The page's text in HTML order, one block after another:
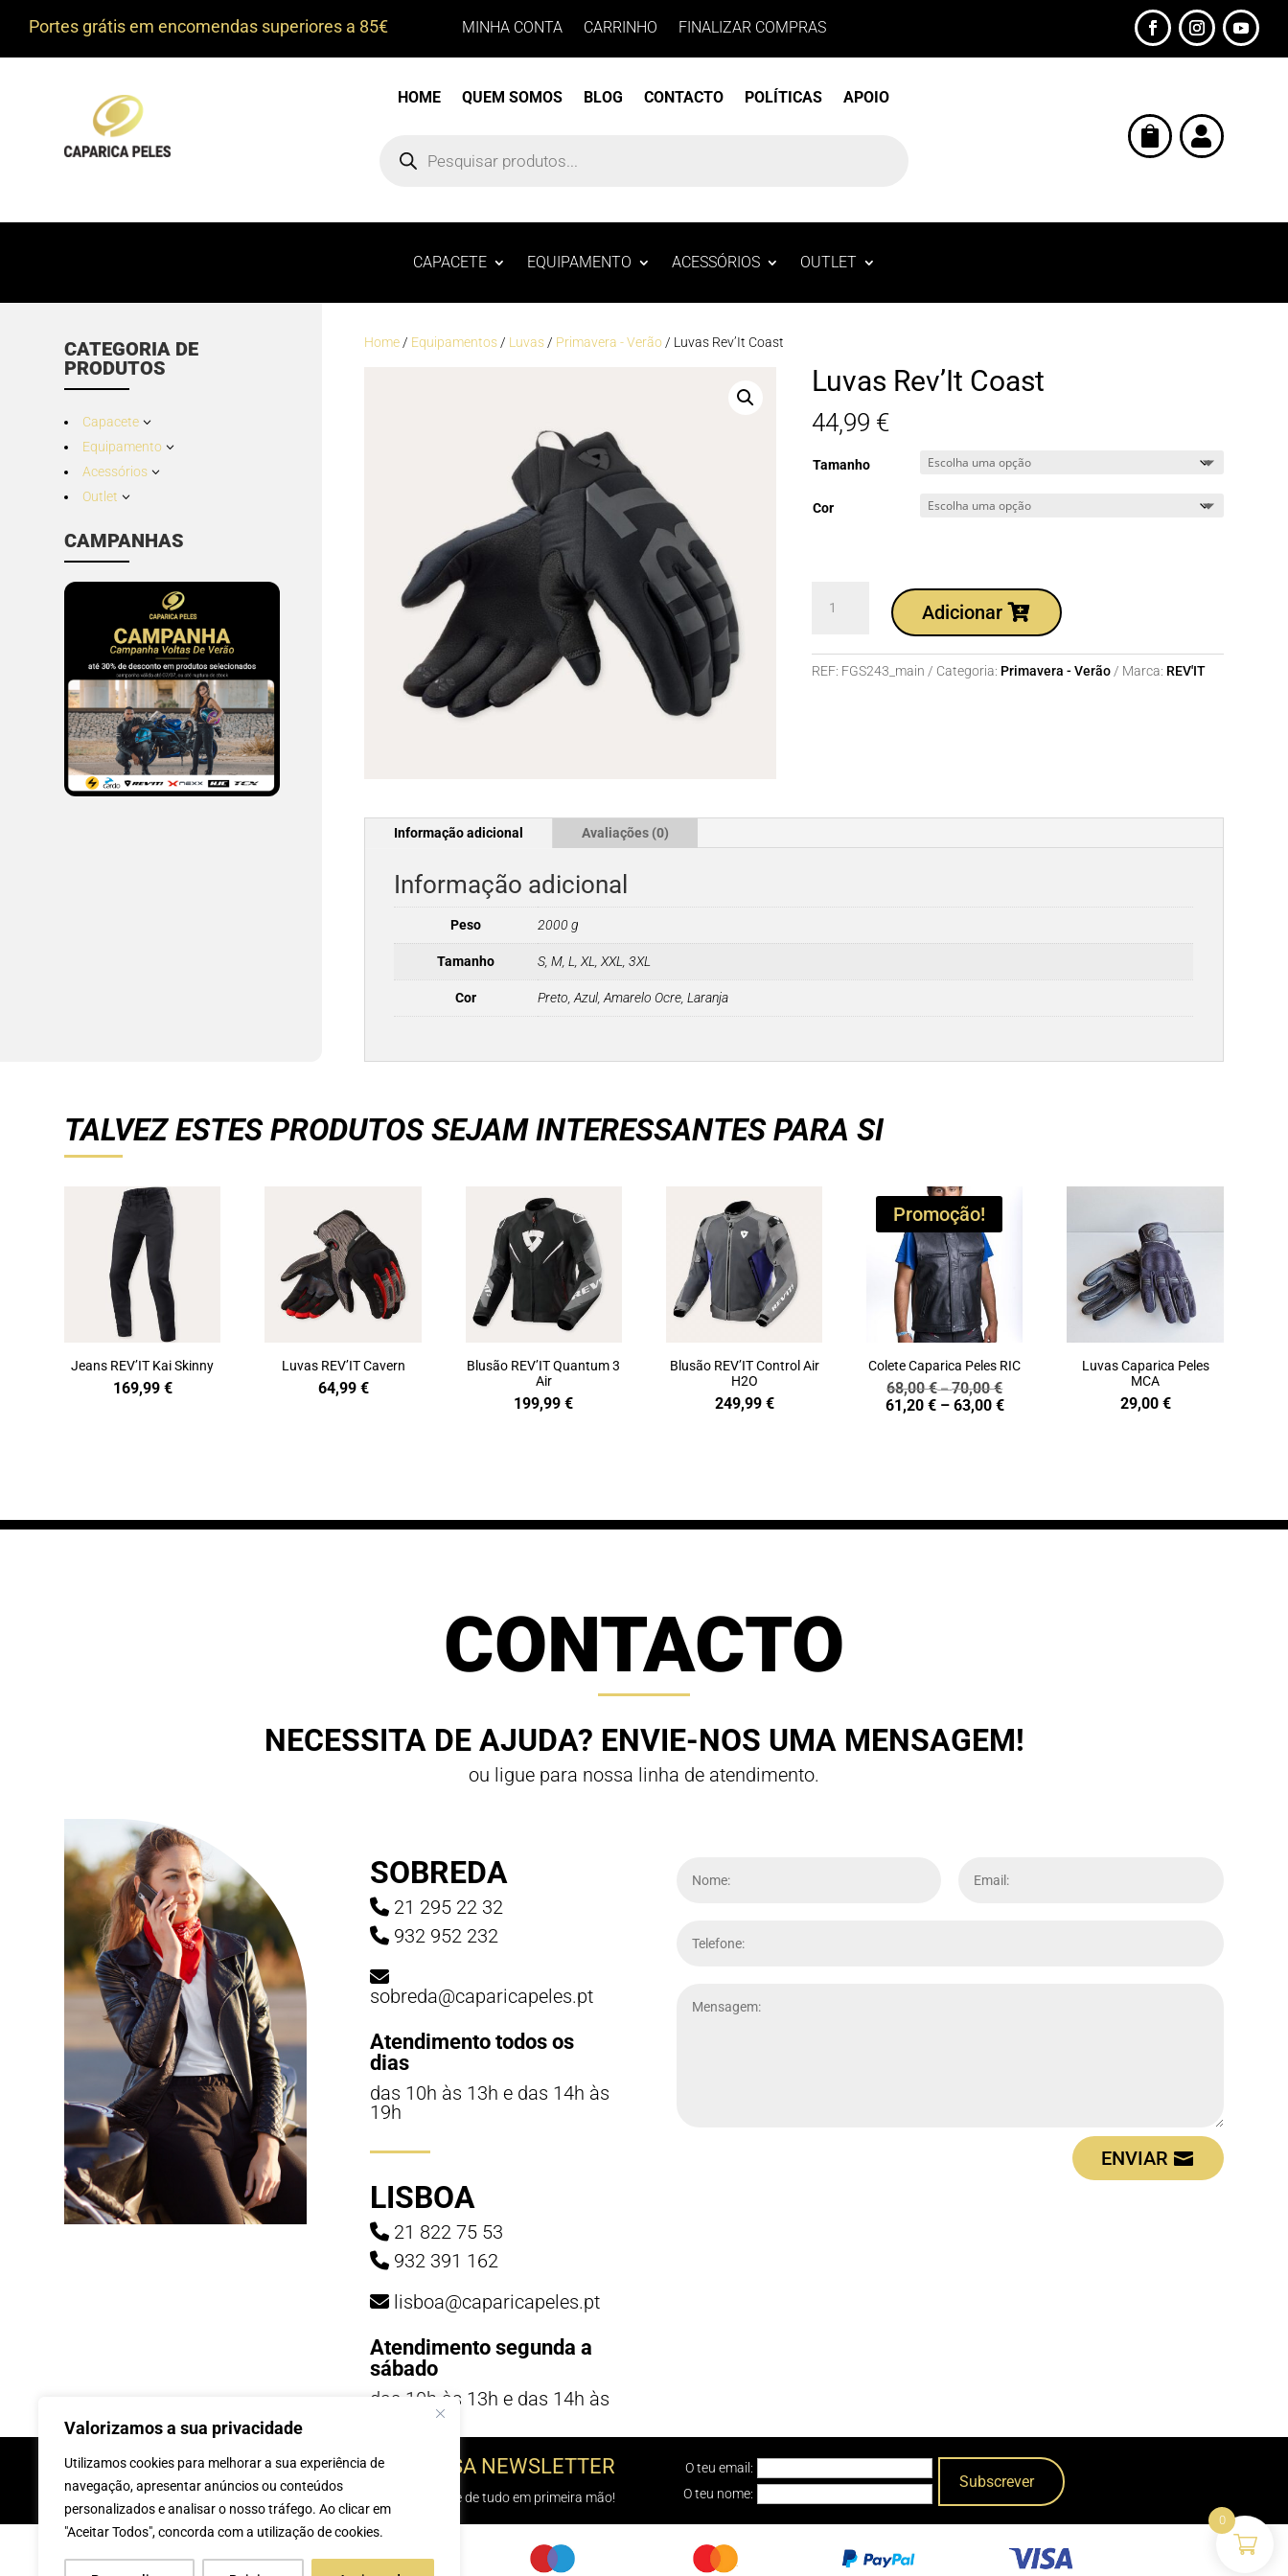
Valorizamos a sua privacidade
Utilizamos cookies para melhorar a sua experiência de
navegação, apresentar anúncios ou conteúdos
personalizados e analisar o nosso tráfego. Ao clicar em
"Aceitar Todos", concorda com a utilização de cookies.
Portes grátis em encomendas superiores a 85€ MINHA CONTA CARRINHO FINALIZAR COMPRAS
HOME QUEM SOMOS BLOG CONTACTO POLÍTICAS APOIO
search
 
CAPACETE EQUIPAMENTO ACESSÓRIOS OUTLET
CATEGORIA DE
PRODUTOS
Capacete 3
Equipamento 3
Acessórios 3
Outlet 3
CAMPANHAS
Home / Equipamentos / Luvas / Primavera - Verão / Luvas Rev’It Coast
Luvas Rev’It Coast
44,99 €
Tamanho
Cor
Rev'It
Coast
Adicionar
REF: FGS243_main Categoria: Primavera - Verão Marca: REV'IT
Informação adicional Avaliações (0)
Informação adicional
Peso 2000 g
Tamanho S, M, L, XL, XXL, 3XL
Cor Preto, Azul, Amarelo Ocre, Laranja
TALVEZ ESTES PRODUTOS SEJAM INTERESSANTES PARA SI
Jeans REV’IT Kai Skinny
169,99 €
Luvas REV’IT Cavern
64,99 €
Blusão REV’IT Quantum 3
Air
199,99€
Blusão REV’IT Control Air
H2O
249,99 €
Promoção!
Colete Caparica Peles RIC
68,00€–70,00€Price
range:
61,20 € – 63,00 €Price
Luvas Caparica Peles
MCA
29,00 €
CONTACTO
NECESSITA DE AJUDA? ENVIE-NOS UMA MENSAGEM!
ou ligue para nossa linha de atendimento.
SOBREDA
21 295 22 32
932 952 232
sobreda@caparicapeles.pt
Atendimento todos os
dias
das 10h às 13h e das 14h às
19h
LISBOA
21 822 75 53
932 391 162
lisboa@caparicapeles.pt
Atendimento segunda a
sábado
das 10h às 13h e das 14h às
ENVIAR
INSCREVE-TE Á NOSSA NEWSLETTER
e sabe de tudo em primeira mão!
O teu email:
O teu nome:
0